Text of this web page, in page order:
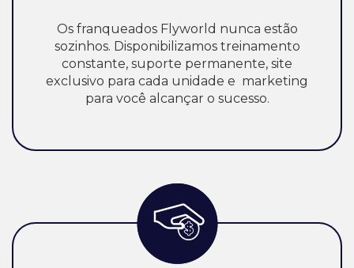
Os franqueados Flyworld nunca estão
sozinhos. Disponibilizamos treinamento
constante, suporte permanente, site
exclusivo para cada unidade e marketing
para você alcançar o sucesso.